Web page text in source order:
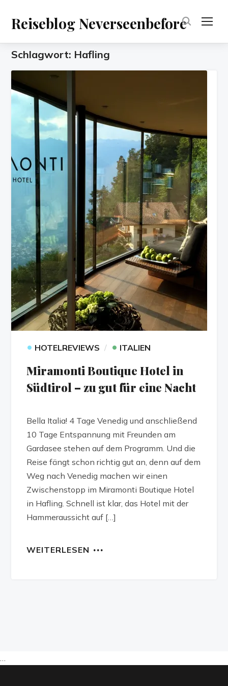
Reiseblog Neverseenbefore
Schlagwort: Hafling
• HOTELREVIEWS • ITALIEN
Miramonti Boutique Hotel in
Südtirol – zu gut für eine Nacht
Bella Italia! 4 Tage Venedig und anschließend
10 Tage Entspannung mit Freunden am
Gardasee stehen auf dem Programm. Und die
Reise fängt schon richtig gut an, denn auf dem
Weg nach Venedig machen wir einen
Zwischenstopp im Miramonti Boutique Hotel
in Hafling. Schnell ist klar, das Hotel mit der
Hammeraussicht auf […]
WEITERLESEN
…